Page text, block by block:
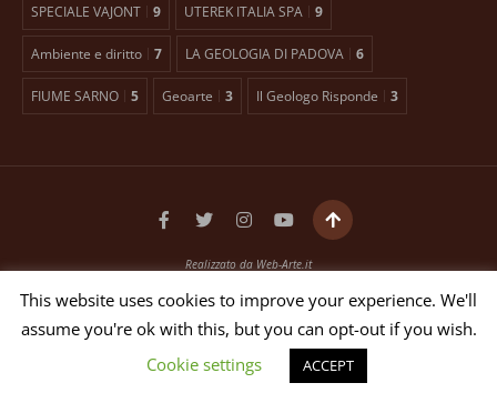
SPECIALE VAJONT 9 UTEREK ITALIA SPA 9
Ambiente e diritto 7 LA GEOLOGIA DI PADOVA 6
FIUME SARNO 5 Geoarte 3 Il Geologo Risponde 3
Realizzato da Web-Arte.it
EDITORE ANTONIO TOSCANO Via Bellini, 21 35012 Camposampiero (PD)
P.IVA 03551640653 - N. REG. ROC 26268
DIRETTORE RESPONSABILE ANTONIO TOSCANO
This website uses cookies to improve your experience. We'll
assume you're ok with this, but you can opt-out if you wish.
Cookie settings
ACCEPT